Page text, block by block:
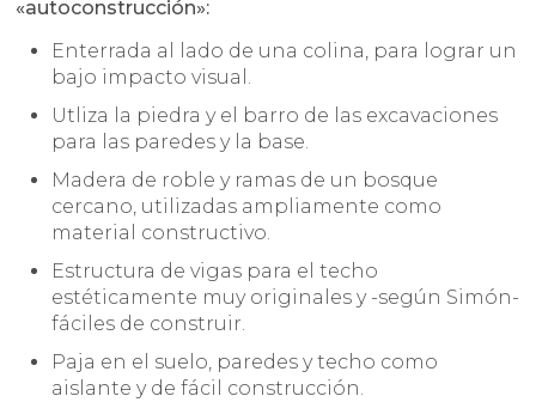
«autoconstrucción»:
Enterrada al lado de una colina, para lograr un
bajo impacto visual.
Utliza la piedra y el barro de las excavaciones
para las paredes y la base.
Madera de roble y ramas de un bosque
cercano, utilizadas ampliamente como
material constructivo.
Estructura de vigas para el techo
estéticamente muy originales y -según Simón-
fáciles de construir.
Paja en el suelo, paredes y techo como
aislante y de fácil construcción.